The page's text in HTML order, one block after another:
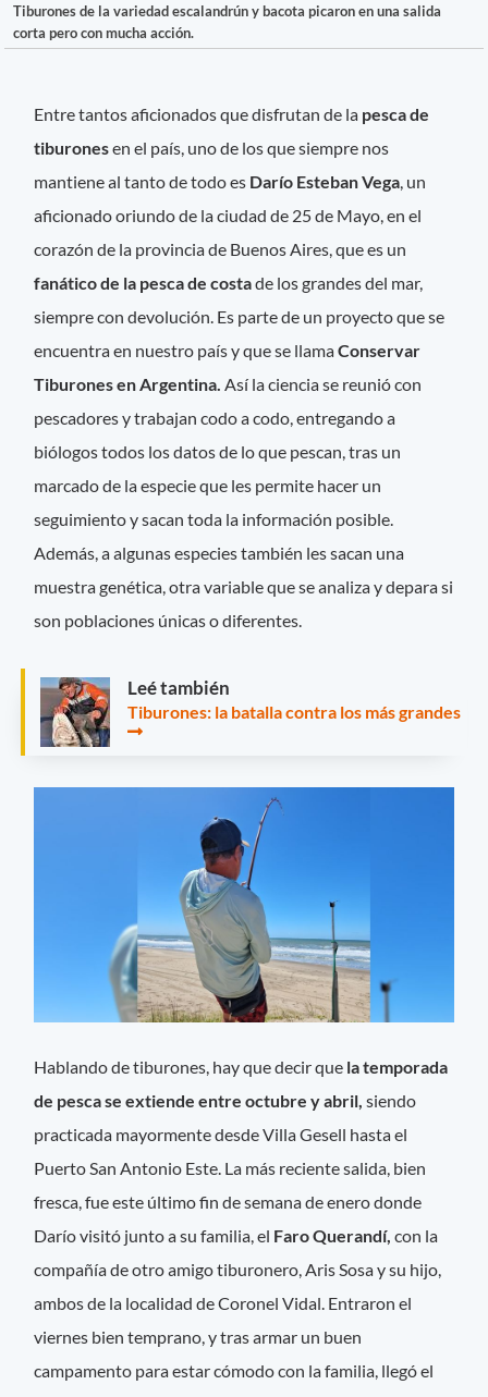
Tiburones de la variedad escalandrún y bacota picaron en una salida
corta pero con mucha acción.
Entre tantos aficionados que disfrutan de la pesca de
tiburonesen el país, uno de los que siempre nos
mantiene al tanto de todo es Darío Esteban Vega , un
aficionado oriundo de la ciudad de 25 de Mayo, en el
corazón de la provincia de Buenos Aires, que es un
fanático de la pesca de costade los grandes del mar,
siempre con devolución. Es parte de un proyecto que se
encuentra en nuestro país y que se llamaConservar
Tiburones en Argentina. Así la ciencia se reunió con
pescadores y trabajan codo a codo, entregando a
biólogos todos los datos de lo que pescan, tras un
marcado de la especie que les permite hacer un
seguimiento y sacan toda la información posible.
Además, a algunas especies también les sacan una
muestra genética, otra variable que se analiza y depara si
son poblaciones únicas o diferentes.
Leé también
Tiburones: la batalla contra los más grandes
Hablando de tiburones, hay que decir que la temporada
de pesca se extiende entre octubre y abril,siendo
practicada mayormente desde Villa Gesell hasta el
Puerto San Antonio Este. La más reciente salida, bien
fresca, fue este último fin de semana de enero donde
Darío visitó junto a su familia, el Faro Querandí, con la
compañía de otro amigo tiburonero, Aris Sosa y su hijo,
ambos de la localidad de Coronel Vidal. Entraron el
viernes bien temprano, y tras armar un buen
campamento para estar cómodo con la familia, llegó el